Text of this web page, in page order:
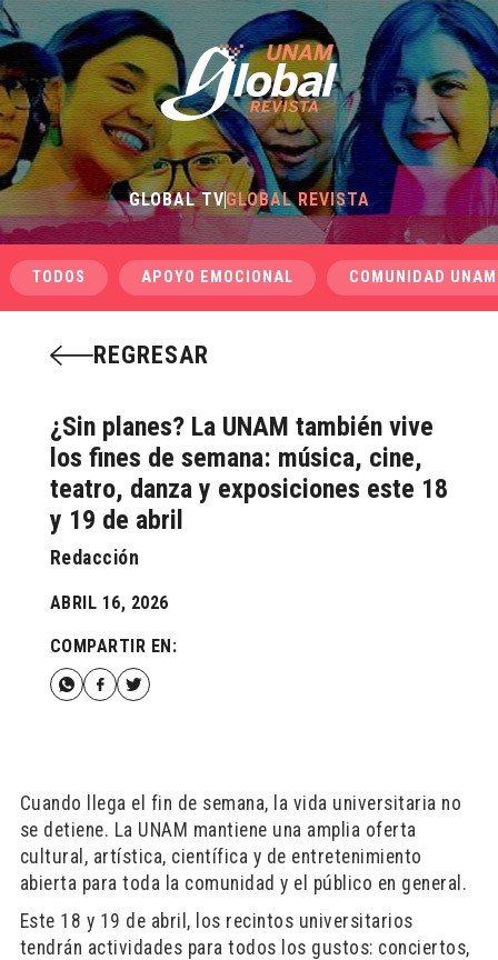
GLOBAL TVGLOBAL REVISTA
TODOS APOYO EMOCIONAL COMUNIDAD UNAM
REGRESAR
¿Sin planes? La UNAM también vive
los fines de semana: música, cine,
teatro, danza y exposiciones este 18
y 19 de abril
Redacción
ABRIL 16, 2026
COMPARTIR EN:
Cuando llega el fin de semana, la vida universitaria no
se detiene. La UNAM mantiene una amplia oferta
cultural, artística, científica y de entretenimiento
abierta para toda la comunidad y el público en general.
Este 18 y 19 de abril, los recintos universitarios
tendrán actividades para todos los gustos: conciertos,